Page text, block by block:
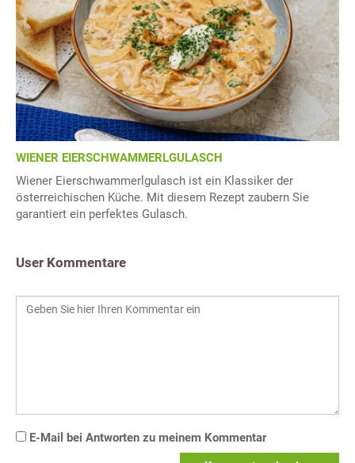
WIENER EIERSCHWAMMERLGULASCH
Wiener Eierschwammerlgulasch ist ein Klassiker der
österreichischen Küche. Mit diesem Rezept zaubern Sie
garantiert ein perfektes Gulasch.
User Kommentare
E-Mail bei Antworten zu meinem Kommentar